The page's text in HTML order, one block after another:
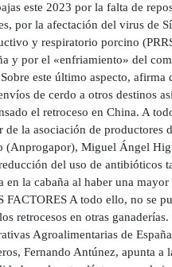
este 2023 por la falta de
por la afectación del virus de
y respiratorio porcino
y por el «enfriamiento» del
este último aspecto, afirma
de cerdo a otros destinos
el retroceso en China. A
de la asociación de productores
(Anprogapor), Miguel Ángel
del uso de antibióticos
en la cabaña al haber una
FACTORES A todo ello, no se
retrocesos en otras ganaderías.
Agroalimentarias de
Fernando Antúnez, apunta a